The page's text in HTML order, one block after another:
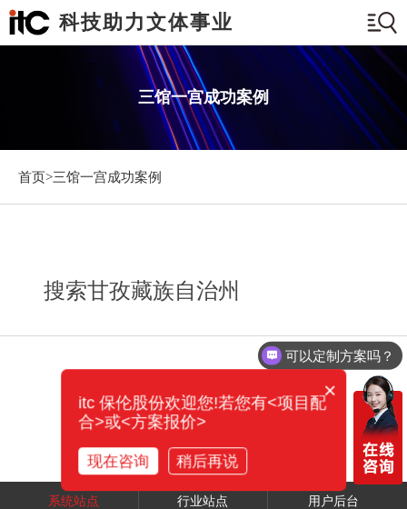
科技助力文体事业
三馆一宫成功案例
首页>三馆一宫成功案例
搜索甘孜藏族自治州
系统站点 行业站点 用户后台
可以定制方案吗？
×
itc 保伦股份欢迎您!若您有<项目配
合>或<方案报价>
现在咨询 稍后再说